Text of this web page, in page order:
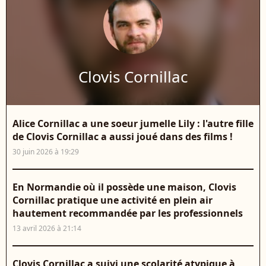
Clovis Cornillac
Alice Cornillac a une soeur jumelle Lily : l'autre fille
de Clovis Cornillac a aussi joué dans des films !
30 juin 2026 à 19:29
En Normandie où il possède une maison, Clovis
Cornillac pratique une activité en plein air
hautement recommandée par les professionnels
13 avril 2026 à 21:14